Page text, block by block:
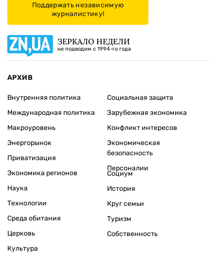
Поддержать независимую
журналистику!
ЗЕРКАЛО НЕДЕЛИ
не подводим с 1994-го года
АРХИВ
Внутренняя политика
Международная политика
Макроуровень
Энергорынок
Приватизация
Экономика регионов
Социальная защита
Зарубежная экономика
Конфликт интересов
Экономическая
безопасность
Персоналии
Наука
Технологии
Среда обитания
Церковь
Культура
Социум
История
Круг семьи
Туризм
Собственность